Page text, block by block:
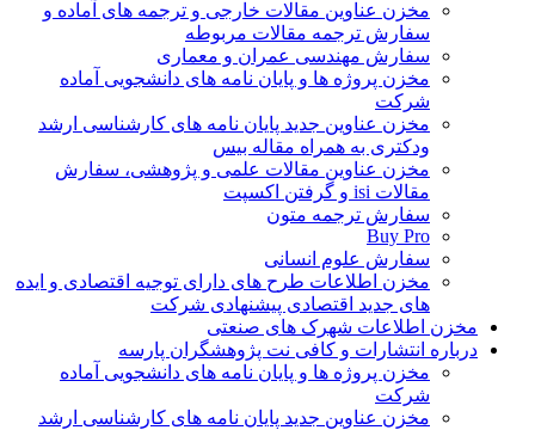
مخزن عناوین مقالات خارجی و ترجمه های آماده و
سفارش ترجمه مقالات مربوطه
سفارش مهندسی عمران و معماری
مخزن پروژه ها و پایان نامه های دانشجویی آماده
شرکت
مخزن عناوین جدید پایان نامه های کارشناسی ارشد
ودکتری به همراه مقاله بیس
مخزن عناوین مقالات علمی و پژوهشی، سفارش
مقالات isi و گرفتن اکسپت
سفارش ترجمه متون
Buy Pro
سفارش علوم انسانی
مخزن اطلاعات طرح های دارای توجیه اقتصادی و ایده
های جدید اقتصادی پیشنهادی شرکت
مخزن اطلاعات شهرک های صنعتی
درباره انتشارات و کافی نت پژوهشگران پارسه
مخزن پروژه ها و پایان نامه های دانشجویی آماده
شرکت
مخزن عناوین جدید پایان نامه های کارشناسی ارشد